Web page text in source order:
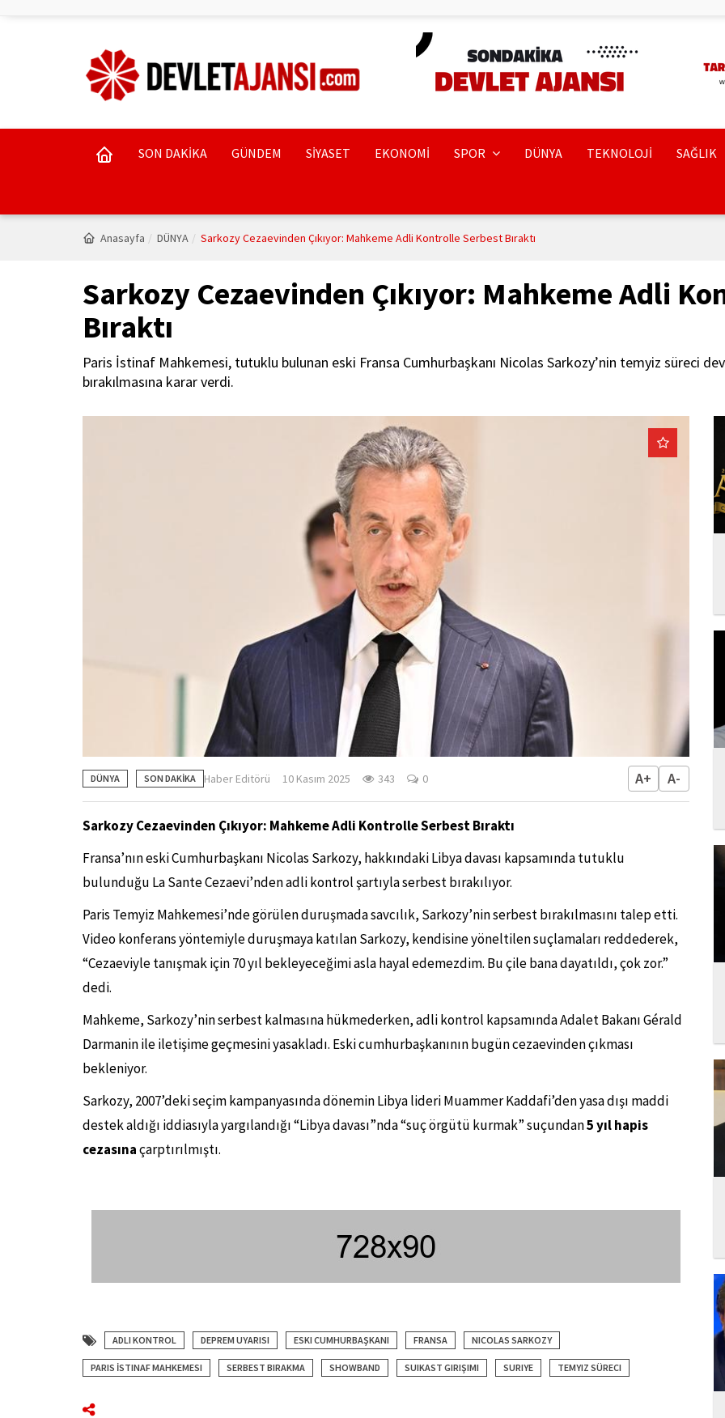
SON DAKİKA GÜNDEM SİYASET EKONOMİ SPOR DÜNYA TEKNOLOJİ SAĞLIK
Anasayfa DÜNYA Sarkozy Cezaevinden Çıkıyor: Mahkeme Adli Kontrolle Serbest Bıraktı
Sarkozy Cezaevinden Çıkıyor: Mahkeme Adli
Bıraktı
Paris İstinaf Mahkemesi, tutuklu bulunan eski Fransa Cumhurbaşkanı Nicolas Sarkozy’nin temyiz süreci
bırakılmasına karar verdi.
DÜNYA SON DAKİKA Haber Editörü 10 Kasım 2025 343 0 A+ A-
Sarkozy Cezaevinden Çıkıyor: Mahkeme Adli Kontrolle Serbest Bıraktı
Fransa’nın eski Cumhurbaşkanı Nicolas Sarkozy, hakkındaki Libya davası kapsamında tutuklu
bulunduğu La Sante Cezaevi’nden adli kontrol şartıyla serbest bırakılıyor.
Paris Temyiz Mahkemesi’nde görülen duruşmada savcılık, Sarkozy’nin serbest bırakılmasını talep etti.
Video konferans yöntemiyle duruşmaya katılan Sarkozy, kendisine yöneltilen suçlamaları reddederek,
“Cezaeviyle tanışmak için 70 yıl bekleyeceğimi asla hayal edemezdim. Bu çile bana dayatıldı, çok zor.”
dedi.
Mahkeme, Sarkozy’nin serbest kalmasına hükmederken, adli kontrol kapsamında Adalet Bakanı Gérald
Darmanin ile iletişime geçmesini yasakladı. Eski cumhurbaşkanının bugün cezaevinden çıkması
bekleniyor.
Sarkozy, 2007’deki seçim kampanyasında dönemin Libya lideri Muammer Kaddafi’den yasa dışı maddi
destek aldığı iddiasıyla yargılandığı “Libya davası”nda “suç örgütü kurmak” suçundan5 yıl hapis
cezasınaçarptırılmıştı.
ADLI KONTROL DEPREM UYARISI ESKI CUMHURBAŞKANI FRANSA NICOLAS SARKOZY
PARIS İSTINAF MAHKEMESI SERBEST BIRAKMA SHOWBAND SUIKAST GIRIŞIMI SURIYE TEMYIZ SÜRECI